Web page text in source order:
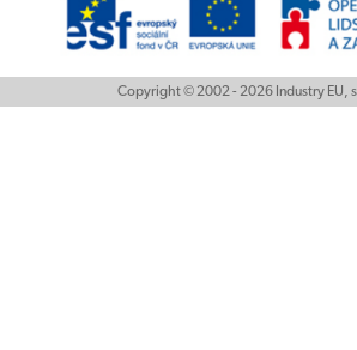
Copyright © 2002 - 2026 Industry EU,